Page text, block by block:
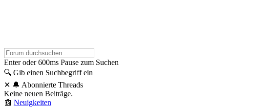
Enter oder 600ms Pause zum Suchen
🔍 Gib einen Suchbegriff ein
✕ 🔔 Abonnierte Threads
Keine neuen Beiträge.
📰 Neuigkeiten